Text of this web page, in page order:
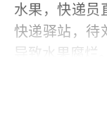
水果，快递员
快递驿站，待
导致水果腐烂。
12日，昆明